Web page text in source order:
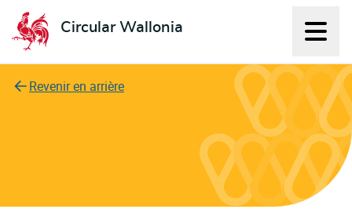
Circular Wallonia
L'économie circulaire
Revenir en arrière